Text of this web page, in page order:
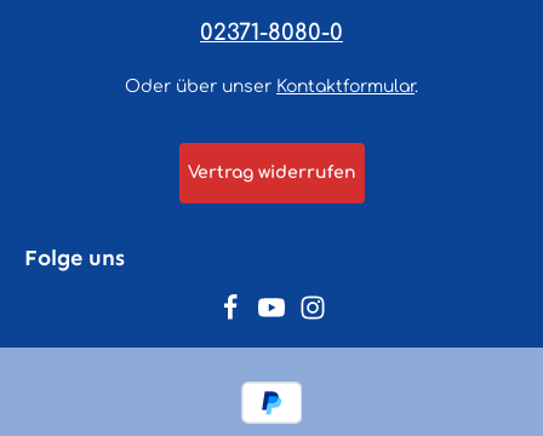
02371-8080-0
Oder über unser Kontaktformular.
Vertrag widerrufen
Folge uns